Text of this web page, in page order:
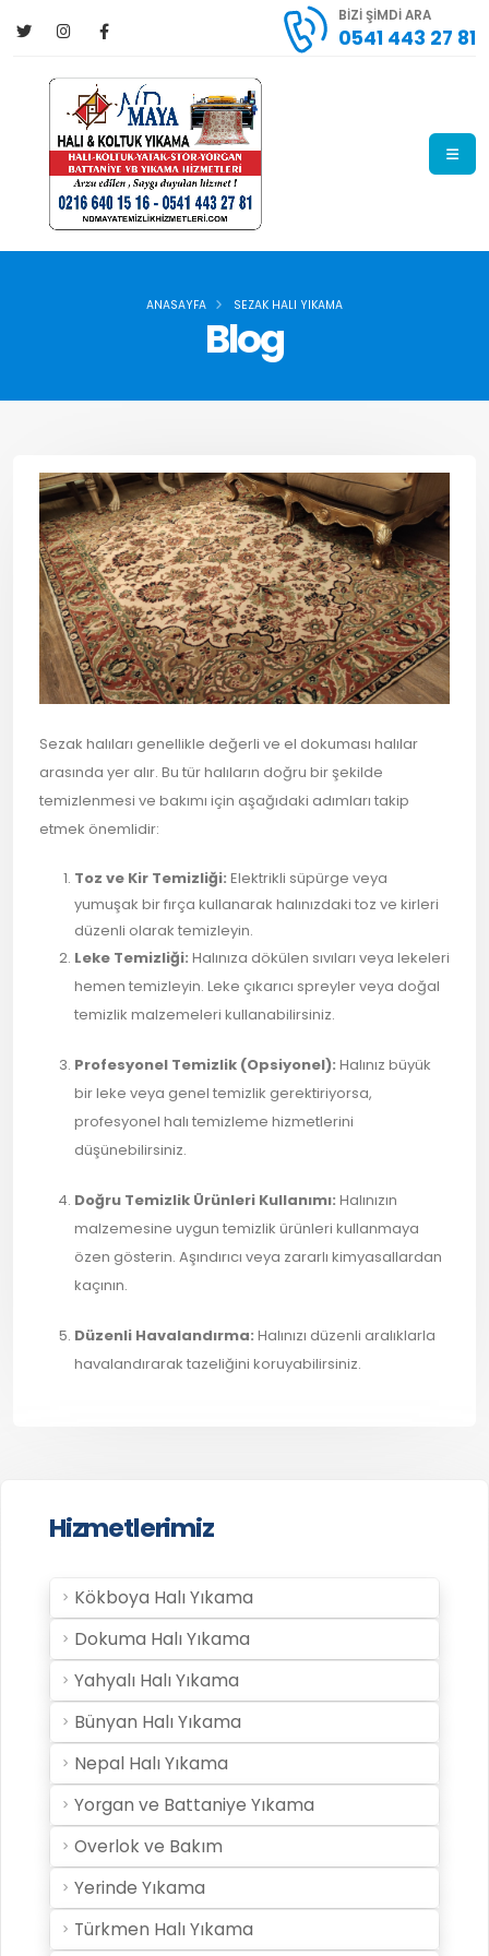
BİZİ ŞİMDİ ARA
0541 443 27 81
Blog
ANASAYFA SEZAK HALI YIKAMA
Sezak halıları genellikle değerli ve el dokuması halılar
arasında yer alır. Bu tür halıların doğru bir şekilde
temizlenmesi ve bakımı için aşağıdaki adımları takip
etmek önemlidir:
Toz ve Kir Temizliği: Elektrikli süpürge veya
yumuşak bir fırça kullanarak halınızdaki toz ve kirleri
düzenli olarak temizleyin.
Leke Temizliği: Halınıza dökülen sıvıları veya lekeleri
hemen temizleyin. Leke çıkarıcı spreyler veya doğal
temizlik malzemeleri kullanabilirsiniz.
Profesyonel Temizlik (Opsiyonel): Halınız büyük
bir leke veya genel temizlik gerektiriyorsa,
profesyonel halı temizleme hizmetlerini
düşünebilirsiniz.
Doğru Temizlik Ürünleri Kullanımı: Halınızın
malzemesine uygun temizlik ürünleri kullanmaya
özen gösterin. Aşındırıcı veya zararlı kimyasallardan
kaçının.
Düzenli Havalandırma: Halınızı düzenli aralıklarla
havalandırarak tazeliğini koruyabilirsiniz.
Hizmetlerimiz
Kökboya Halı Yıkama
Dokuma Halı Yıkama
Yahyalı Halı Yıkama
Bünyan Halı Yıkama
Nepal Halı Yıkama
Yorgan ve Battaniye Yıkama
Overlok ve Bakım
Yerinde Yıkama
Türkmen Halı Yıkama